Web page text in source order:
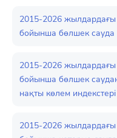
2015-2026
бойынша бөлшек сауда
2015-2026
бойынша бөлшек
нақты көлем индекстері
2015-2026